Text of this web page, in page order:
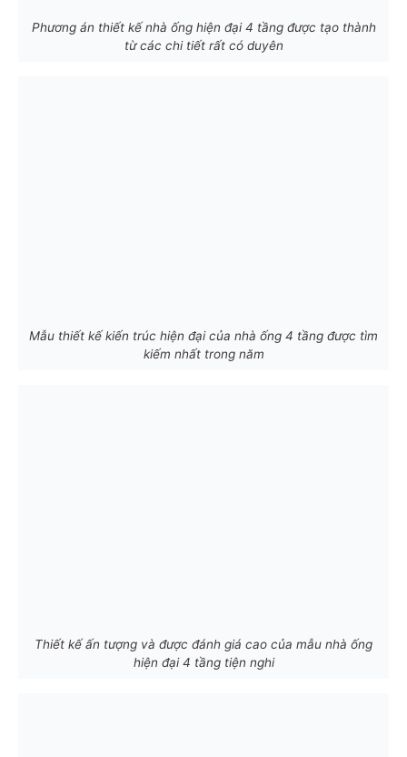
Phương án thiết kế nhà ống hiện đại 4 tầng được tạo thành
từ các chi tiết rất có duyên
Mẫu thiết kế kiến trúc hiện đại của nhà ống 4 tầng được tìm
kiếm nhất trong năm
Thiết kế ấn tượng và được đánh giá cao của mẫu nhà ống
hiện đại 4 tầng tiện nghi